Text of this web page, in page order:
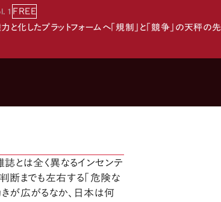
1 FREE
と化したプラットフォームへ「規制」と「競争」の天秤の先
とは全く異なるインセンテ
断までも左右する「危険な
が広がるなか、日本は何